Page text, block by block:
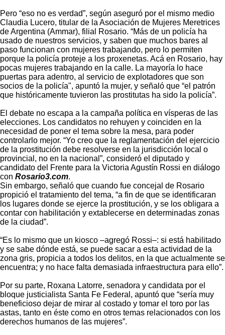
Pero “eso no es verdad”, según aseguró por el mismo medio
Claudia Lucero, titular de la Asociación de Mujeres Meretrices
de Argentina (Ammar), filial Rosario. “Más de un policía ha
usado de nuestros servicios, y saben que muchos bares al
paso funcionan con mujeres trabajando, pero lo permiten
porque la policía proteje a los proxenetas. Acá en Rosario, hay
pocas mujeres trabajando en la calle. La mayoría lo hace
puertas para adentro, al servicio de explotadores que son
socios de la policía", apuntó la mujer, y señaló que “el patrón
que históricamente tuvieron las prostitutas ha sido la policía”.
El debate no escapa a la campaña política en vísperas de las
elecciones. Los candidatos no rehuyen y coinciden en la
necesidad de poner el tema sobre la mesa, para poder
controlarlo mejor. “Yo creo que la reglamentación del ejercicio
de la prostitución debe resolverse en la jurisdicción local o
provincial, no en la nacional”, consideró el diputado y
candidato del Frente para la Victoria Agustín Rossi en diálogo
con Rosario3.com.
Sin embargo, señaló que cuando fue concejal de Rosario
propició el tratamiento del tema, “a fin de que se identificaran
los lugares donde se ejerce la prostitución, y se los obligara a
contar con habilitación y extablecerse en determinadas zonas
de la ciudad”.
“Es lo mismo que un kiosco –agregó Rossi–: si está habilitado
y se sabe dónde está, se puede sacar a esta actividad de la
zona gris, propicia a todos los delitos, en la que actualmente se
encuentra; y no hace falta demasiada infraestructura para ello”.
Por su parte, Roxana Latorre, senadora y candidata por el
bloque justicialista Santa Fe Federal, apuntó que “sería muy
beneficioso dejar de mirar al costado y tomar el toro por las
astas, tanto en éste como en otros temas relacionados con los
derechos humanos de las mujeres”.